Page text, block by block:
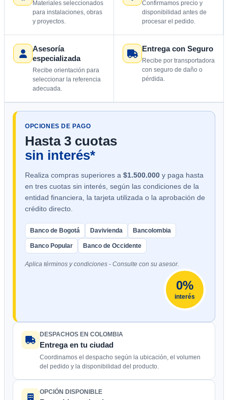
Materiales seleccionados
para instalaciones, obras
y proyectos.
Confirmamos precio y
disponibilidad antes de
procesar el pedido.
Asesoría
especializada
Recibe orientación para
seleccionar la referencia
adecuada.
Entrega con Seguro
Recibe por transportadora
con seguro de daño o
pérdida.
OPCIONES DE PAGO
Hasta 3 cuotas
sin interés*
Realiza compras superiores a $1.500.000 y paga hasta
en tres cuotas sin interés, según las condiciones de la
entidad financiera, la tarjeta utilizada o la aprobación de
crédito directo.
Banco de Bogotá Davivienda Bancolombia
Banco Popular Banco de Occidente
Aplica términos y condiciones - Consulte con su asesor.
0%
interés
DESPACHOS EN COLOMBIA
Entrega en tu ciudad
Coordinamos el despacho según la ubicación, el volumen
del pedido y la disponibilidad del producto.
OPCIÓN DISPONIBLE